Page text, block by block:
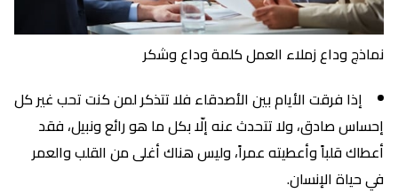
نماذج وداع زملاء العمل كلمة وداع وشكر
إذا فرقت الأيام بين الأصدقاء فلا تتذكر لمن كنت تحب غير كل
إحساس صادق، ولا تتحدث عنه إلّا بكل ما هو رائع ونبيل، فقد
أعطاك قلباً وأعطيته عمراً، وليس هناك أغلى من القلب والعمر
في حياة الإنسان.